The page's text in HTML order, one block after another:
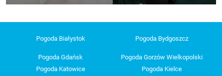
Pogoda Białystok Pogoda Bydgoszcz
Pogoda Gdańsk
Pogoda Gorzów Wielkopolski
Pogoda Katowice
Pogoda Kielce